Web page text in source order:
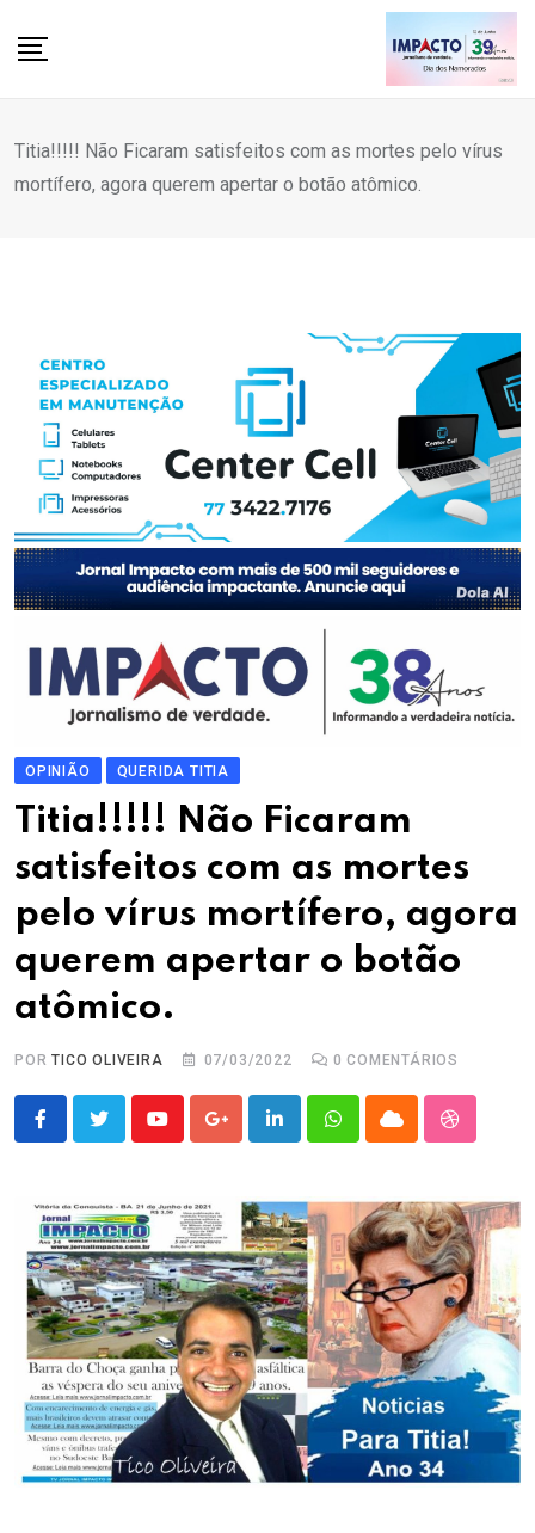
Titia!!!!! Não Ficaram satisfeitos com as mortes pelo vírus
mortífero, agora querem apertar o botão atômico.
OPINIÃO QUERIDA TITIA
Titia!!!!! Não Ficaram
satisfeitos com as mortes
pelo vírus mortífero, agora
querem apertar o botão
atômico.
PORTICO OLIVEIRA 07/03/2022 0 COMENTÁRIOS
YoutubeGoogle+LinkedInWhatsappCloud